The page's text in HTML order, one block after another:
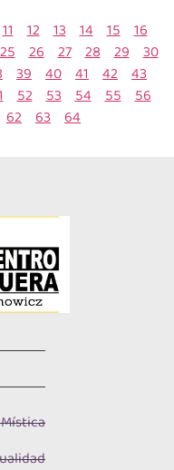
11 12 13 14 15 16
25 26 27 28 29 30
39 40 41 42 43
52 53 54 55 56
62 63 64